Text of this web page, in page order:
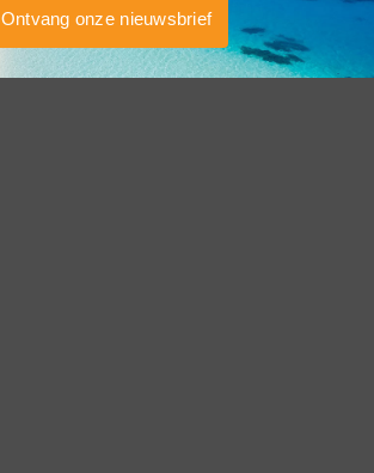
Ontvang onze nieuwsbrief